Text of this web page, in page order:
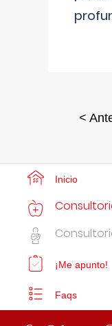
<
Inicio
¡Me apunto!
Faqs